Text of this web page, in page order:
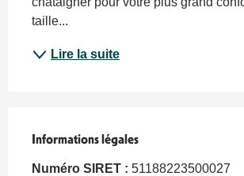
taille...
Lire la suite
Informations légales
Informations légales
Numéro SIRET : 51188223500027